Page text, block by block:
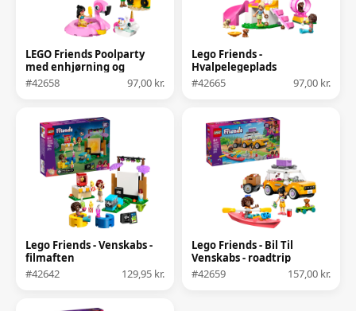
LEGO Friends Poolparty
med enhjørning og
flamingo
#42658 97,00 kr.
Lego Friends -
Hvalpelegeplads
#42665
97,00 kr.
Lego Friends - Venskabs -
filmaften
#42642
129,95 kr.
Lego Friends - Bil Til
Venskabs - roadtrip
#42659
157,00 kr.